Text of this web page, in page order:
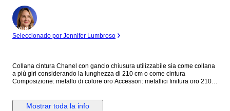
Experto
Seleccionado por Jennifer Lumbroso
Collana cintura Chanel con gancio chiusura utilizzabile sia come collana
a più giri considerando la lunghezza di 210 cm o come cintura
Composizione: metallo di colore oro Accessori: metallici finitura oro 210
Mostrar toda la info